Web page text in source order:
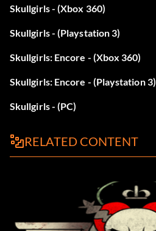
Skullgirls - (Xbox 360)
Skullgirls - (Playstation 3)
Skullgirls: Encore - (Xbox 360)
Skullgirls: Encore - (Playstation 3)
Skullgirls - (PC)
RELATED CONTENT